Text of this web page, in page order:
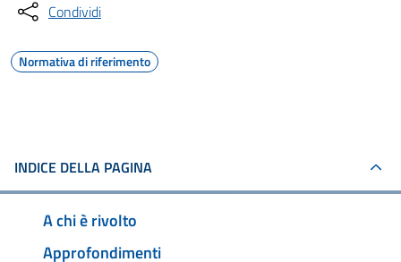
Condividi
Normativa di riferimento
INDICE DELLA PAGINA
A chi è rivolto
Approfondimenti